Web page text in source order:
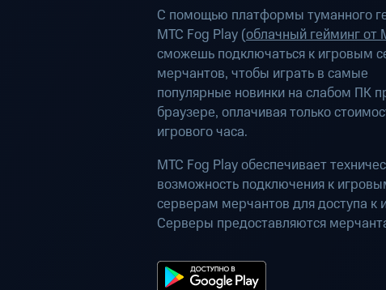
С помощью платформы туманного
МТС Fog Play (облачный гейминг от
сможешь подключаться к игровым
мерчантов, чтобы играть в самые
популярные новинки на слабом ПК
браузере, оплачивая только
игрового часа.
МТС Fog Play обеспечивает
возможность подключения к
серверам мерчантов для доступа к
Серверы предоставляются